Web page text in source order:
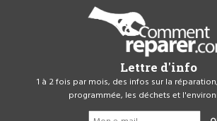
Lettre d'info
1 à 2 fois par mois, des infos sur la
programmée, les déchets et